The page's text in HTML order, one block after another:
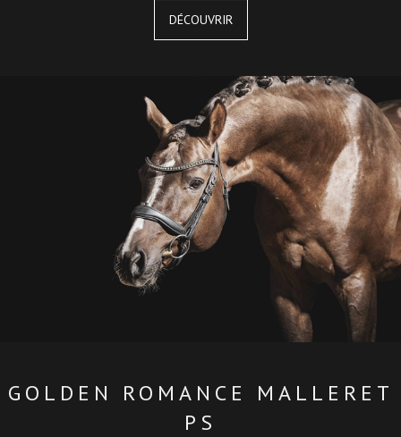
DÉCOUVRIR
GOLDEN ROMANCE MALLERET
PS